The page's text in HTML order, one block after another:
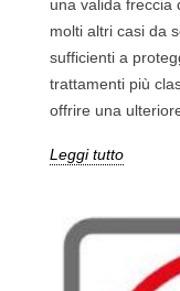
una valida freccia
molti altri casi da
sufficienti a
trattamenti più
offrire una
Leggi tutto